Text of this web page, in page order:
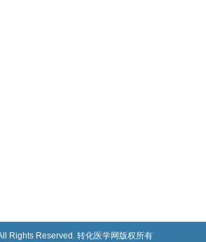
Rights Reserved. 转化医学网版权所有